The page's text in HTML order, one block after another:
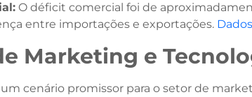
O déficit comercial foi de
entre importações e exportações.
Marketing e
cenário promissor para o setor de